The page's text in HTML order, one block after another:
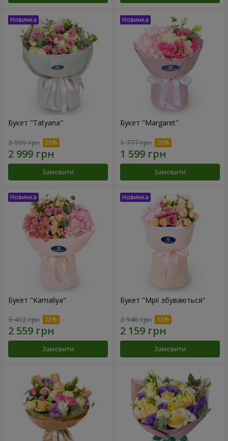
Букет "Tatyana"
3 999 грн
Замовити
Букет "Margaret"
1 777 грн
Замовити
Букет "Kamaliya"
3 412 грн
Замовити
Букет "Мрії збуваються"
2 540 грн
Замовити